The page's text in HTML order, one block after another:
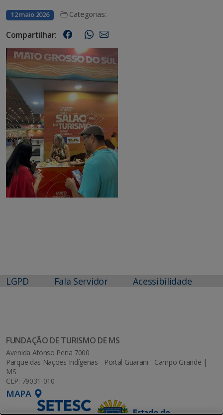
12 maio 2026 Categorias:
Compartilhar:
LGPD Fala Servidor Acessibilidade
FUNDAÇÃO DE TURISMO DE MS
Avenida Afonso Pena 7000
Parque das Nações Indígenas - Portal Guarani - Campo Grande |
MS
CEP: 79031-010
MAPA